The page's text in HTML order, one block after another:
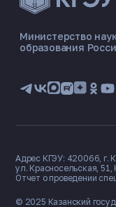
🏠
Министерство
образования
© 2025 Казанский
Адрес КГЭУ: 420066, г.
ул. Красносельская, 51,
Отчет о проведении